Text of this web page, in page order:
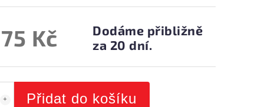
Kč
Dodáme přibližně
za 20 dní.
Přidat do košíku